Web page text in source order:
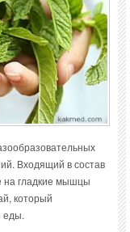
Входящий в состав
на гладкие мышцы
который
еды.